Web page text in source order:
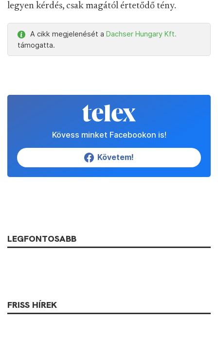
legyen kérdés, csak magától értetődő tény.
A cikk megjelenését a Dachser Hungary Kft.
támogatta.
Kövess minket Facebookon is!
Követem!
LEGFONTOSABB
FRISS HÍREK